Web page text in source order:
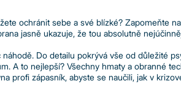
ochránit sebe a své blízké? Zapomeňte
jasně ukazuje, že tou absolutně
Do detailu pokrývá vše od důležité
A to nejlepší? Všechny hmaty a obranné
profi zápasník, abyste se naučili, jak v